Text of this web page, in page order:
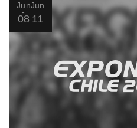
Jun
08
Jun
11